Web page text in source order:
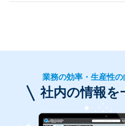
業務の効率・生産性の
社内の情報を